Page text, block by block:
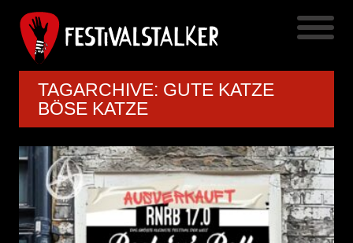
TAGARCHIVE: GUTE KATZE
BÖSE KATZE